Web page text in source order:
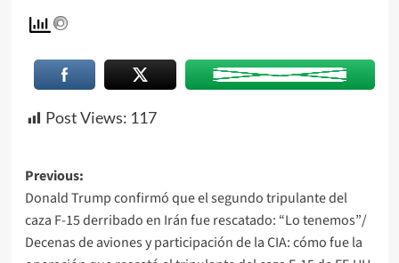
Post Views: 117
Previous:
Donald Trump confirmó que el segundo tripulante del
caza F-15 derribado en Irán fue rescatado: “Lo tenemos”/
Decenas de aviones y participación de la CIA: cómo fue la